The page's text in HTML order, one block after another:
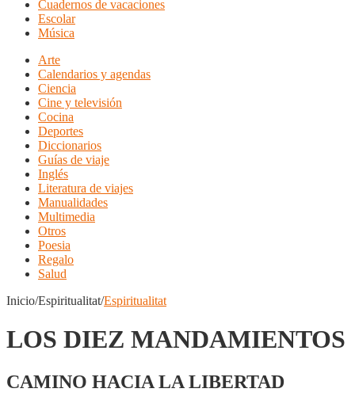
Cuadernos de vacaciones
Escolar
Música
Arte
Calendarios y agendas
Ciencia
Cine y televisión
Cocina
Deportes
Diccionarios
Guías de viaje
Inglés
Literatura de viajes
Manualidades
Multimedia
Otros
Poesia
Regalo
Salud
Inicio/Espiritualitat/Espiritualitat
LOS DIEZ MANDAMIENTOS
CAMINO HACIA LA LIBERTAD